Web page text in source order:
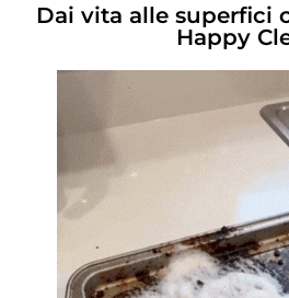
Dai vita alle superfici
Happy